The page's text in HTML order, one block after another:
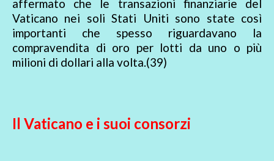
affermato che le transazioni finanziarie del
Vaticano nei soli Stati Uniti sono state così
importanti che spesso riguardavano la
compravendita di oro per lotti da uno o più
milioni di dollari alla volta.(39)
Il Vaticano e i suoi consorzi